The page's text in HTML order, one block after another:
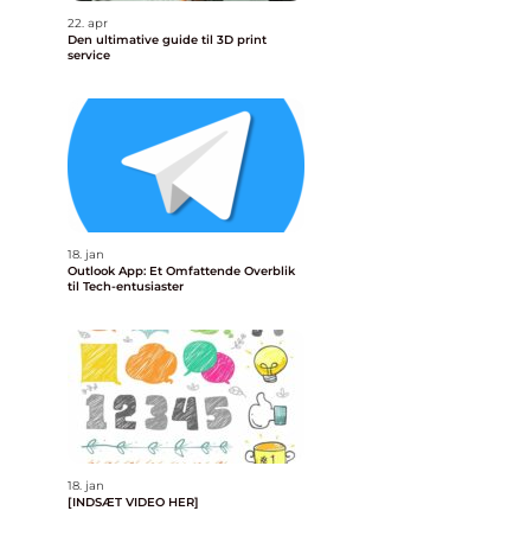
22. apr
Den ultimative guide til 3D print
service
18. jan
Outlook App: Et Omfattende Overblik
til Tech-entusiaster
18. jan
[INDSÆT VIDEO HER]